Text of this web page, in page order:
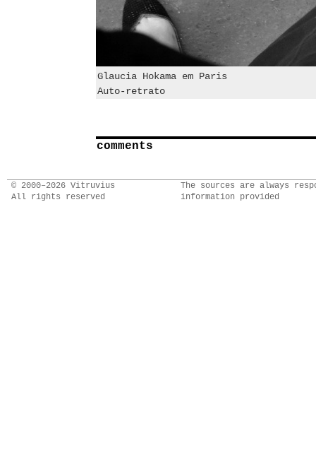
Glaucia Hokama em Paris
Auto-retrato
comments
© 2000–2026 Vitruvius
All rights reserved
The sources are always
information provided